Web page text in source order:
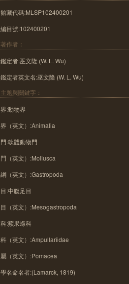
館藏代碼:MLSP102400201
編目號:102400201
著作者：
鑑定者:巫文隆 (W. L. Wu)
鑑定者英文名:巫文隆 (W. L. Wu)
主題與關鍵字：
界:動物界
界（英文）:Animalia
門:軟體動物門
門（英文）:Mollusca
綱（英文）:Gastropoda
目:中腹足目
目（英文）:Mesogastropoda
科:蘋果螺科
科（英文）:Ampullariidae
屬（英文）:Pomacea
學名命名者:(Lamarck, 1819)